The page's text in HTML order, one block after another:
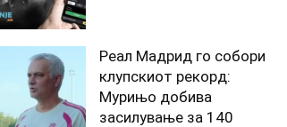
Реал Мадрид го собори
клупскиот рекорд:
Мурињо добива
засилување за 140